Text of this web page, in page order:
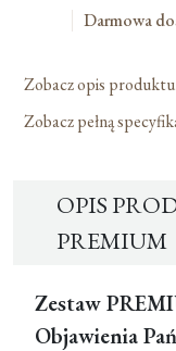
Darmowa
Zobacz opis produktu
Zobacz pełną
OPIS
PREMIUM
Zestaw
Objawienia